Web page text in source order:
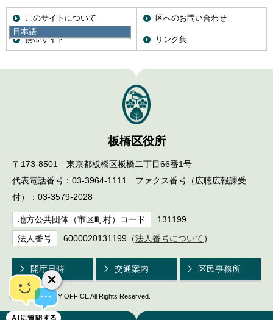
日本語
日本語
한국어
このサイトについて 区へのお問い合わせ
携帯サイト リンク集
板橋区役所
〒173-8501 東京都板橋区板橋二丁目66番1号
代表電話番号：03-3964-1111 ファクス番号（広聴広報課受
付）：03-3579-2028
地方公共団体（市区町村）コード 131199
法人番号 6000020131199（法人番号について ）
開庁日時 交通案内 区民事務所
© ITABASHI CITY OFFICE All Rights Reserved.